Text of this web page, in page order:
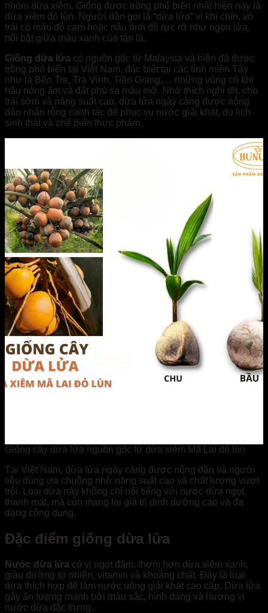
nhóm dừa xiêm. Giống được trồng phổ biến nhất hiện nay là
dừa xiêm đỏ lùn. Người dân gọi là “dừa lửa” vì khi chín, vỏ
trái có màu đỏ cam hoặc nâu ánh đỏ rực rỡ như ngọn lửa,
nổi bật giữa màu xanh của tán lá.
Giống dừa lửa có nguồn gốc từ Malaysia và hiện đã được
trồng phổ biến tại Việt Nam, đặc biệt tại các tỉnh miền Tây
như là Bến Tre, Trà Vinh, Tiền Giang,… những vùng có khí
hậu nóng ẩm và đất phù sa màu mỡ. Nhờ thích nghi tốt, cho
trái sớm và năng suất cao, dừa lửa ngày càng được nông
dân nhân rộng canh tác để phục vụ nước giải khát, du lịch
sinh thái và chế biến thực phẩm.
Giống cây dừa lửa nguồn gốc từ dừa xiêm Mã Lai đỏ lùn
Tại Việt Nam, dừa lửa ngày càng được nông dân và người
tiêu dùng ưa chuộng nhờ năng suất cao và chất lượng vượt
trội. Loại dừa này không chỉ nổi tiếng với nước dừa ngọt,
thanh mát, mà còn mang lại giá trị dinh dưỡng cao và đa
dạng công dụng.
Đặc điểm giống dừa lửa
Nước dừa lửa có vị ngọt đậm, thơm hơn dừa xiêm xanh,
giàu đường tự nhiên, vitamin và khoáng chất. Đây là loại
dừa thích hợp để làm nước uống giải khát cao cấp. Dừa lửa
gây ấn tượng mạnh bởi màu sắc, hình dáng và hương vị
nước dừa đặc trưng.